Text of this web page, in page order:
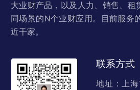
大业财产品，以及人力、销售、租
同场景的N个业财应用。目前服务
近千家。
联系方式
地址：上